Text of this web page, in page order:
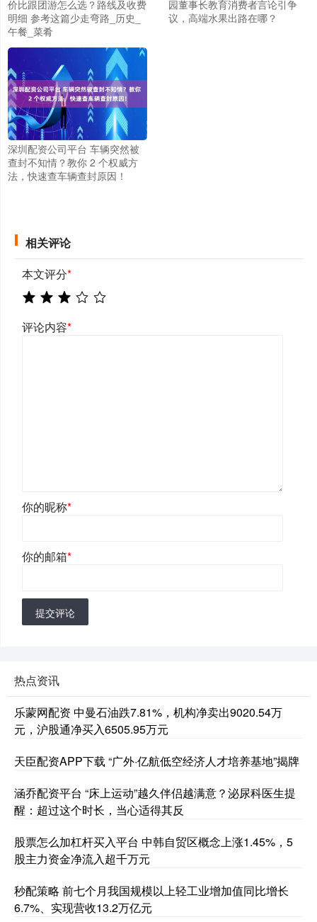
价比跟团游怎么选？路线及收费
明细 参考这篇少走弯路_历史_
午餐_菜肴
园董事长教育消费者言论引争
议，高端水果出路在哪？
深圳配资公司平台 车辆突然被
查封不知情？教你 2 个权威方
法，快速查车辆查封原因！
相关评论
本文评分*
评论内容*
你的昵称*
你的邮箱*
提交评论
热点资讯
乐蒙网配资 中曼石油跌7.81%，机构净卖出9020.54万
元，沪股通净买入6505.95万元
天臣配资APP下载 “广外·亿航低空经济人才培养基地”揭牌
涵乔配资平台 “床上运动”越久伴侣越满意？泌尿科医生提
醒：超过这个时长，当心适得其反
股票怎么加杠杆买入平台 中韩自贸区概念上涨1.45%，5
股主力资金净流入超千万元
秒配策略 前七个月我国规模以上轻工业增加值同比增长
6.7%、实现营收13.2万亿元